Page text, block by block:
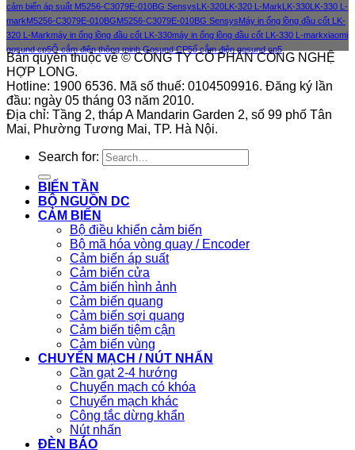
cảm biến áp suất M5256-C3079E-010BG Sensys LK-320 LK-320 L-Mark LK-330 LK-330 L-
markM5256-C3079E-010BGM5256-C3079E-010BG SensysMáy in ống lồng đầu cốt LK-
320 L-Markmáy in ống lồng đầu cốt LK-330máy in ống lồng đầu cốt LK-330 L-markxiaomi
gosund cp5Ổ cắm điện thông minh Gosund CP5ổ cắm điện gosund cp5
Bản quyền thuộc về © CÔNG TY CỔ PHẦN CÔNG NGHỆ
HỢP LONG.
Hotline: 1900 6536. Mã số thuế: 0104509916. Đăng ký lần
đầu: ngày 05 tháng 03 năm 2010.
Địa chỉ: Tầng 2, tháp A Mandarin Garden 2, số 99 phố Tân
Mai, Phường Tương Mai, TP. Hà Nội.
Search for:
BIẾN TẦN
BỘ NGUỒN DC
CẢM BIẾN
Bộ điều khiển cảm biến
Bộ mã hóa vòng quay / Encoder
Cảm biến áp suất
Cảm biến cửa
Cảm biến hình ảnh
Cảm biến quang
Cảm biến sợi quang
Cảm biến tiệm cận
Cảm biến vùng
CHUYỂN MẠCH / NÚT NHẤN
Cần gạt 2-4 hướng
Chuyển mạch có khóa
Chuyển mạch khác
Công tắc dừng khẩn
Nút nhấn
ĐÈN BÁO